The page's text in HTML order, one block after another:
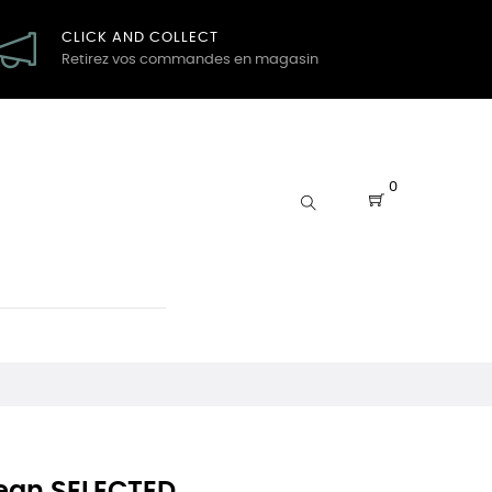
CLICK AND COLLECT
Retirez vos commandes en magasin
0